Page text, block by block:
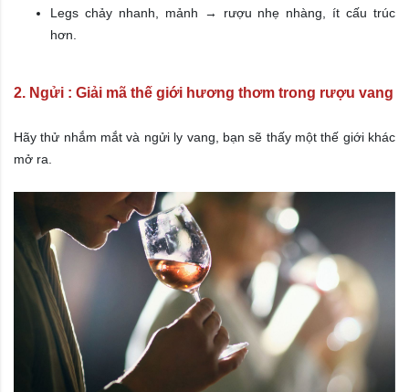
Legs chảy nhanh, mảnh → rượu nhẹ nhàng, ít cấu trúc
hơn.
2. Ngửi : Giải mã thế giới hương thơm trong rượu vang
Hãy thử nhắm mắt và ngửi ly vang, bạn sẽ thấy một thế giới khác
mở ra.